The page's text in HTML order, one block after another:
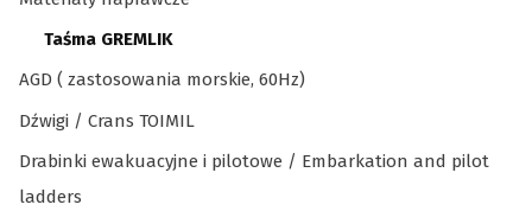
Taśma GREMLIK
AGD ( zastosowania morskie, 60Hz)
Dźwigi / Crans TOIMIL
Drabinki ewakuacyjne i pilotowe / Embarkation and pilot
ladders